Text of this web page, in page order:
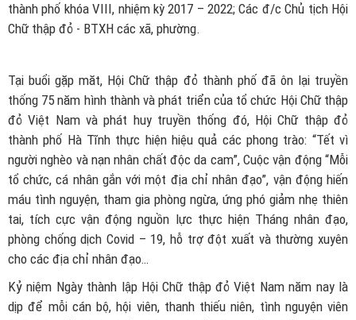
thành phố khóa VIII, nhiệm kỳ 2017 – 2022; Các đ/c Chủ tịch Hội
Chữ thập đỏ - BTXH các xã, phường.
Tại buổi gặp măt, Hội Chữ thập đỏ thành phố đã ôn lại truyền
thống 75 năm hình thành và phát triển của tổ chức Hội Chữ thập
đỏ Việt Nam và phát huy truyền thống đó, Hội Chữ thập đỏ
thành phố Hà Tĩnh thực hiện hiệu quả các phong trào: “Tết vì
người nghèo và nạn nhân chất độc da cam”, Cuộc vận động “Mỗi
tổ chức, cá nhân gắn với một địa chỉ nhân đạo”, vận động hiến
máu tình nguyện, tham gia phòng ngừa, ứng phó giảm nhẹ thiên
tai, tích cực vận động nguồn lực thực hiện Tháng nhân đạo,
phòng chống dịch Covid – 19, hỗ trợ đột xuất và thường xuyên
cho các địa chỉ nhân đạo…
Kỷ niệm Ngày thành lập Hội Chữ thập đỏ Việt Nam năm nay là
dịp để mỗi cán bộ, hội viên, thanh thiếu niên, tình nguyện viên